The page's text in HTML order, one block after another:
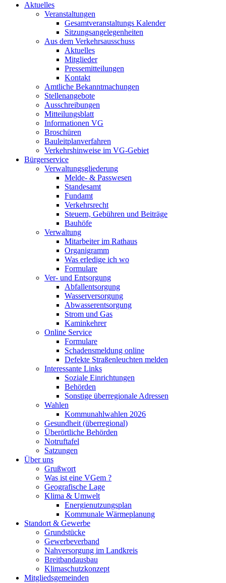
Aktuelles
Veranstaltungen
Gesamtveranstaltungs Kalender
Sitzungsangelegenheiten
Aus dem Verkehrsausschuss
Aktuelles
Mitglieder
Pressemitteilungen
Kontakt
Amtliche Bekanntmachungen
Stellenangebote
Ausschreibungen
Mitteilungsblatt
Informationen VG
Broschüren
Bauleitplanverfahren
Verkehrshinweise im VG-Gebiet
Bürgerservice
Verwaltungsgliederung
Melde- & Passwesen
Standesamt
Fundamt
Verkehrsrecht
Steuern, Gebühren und Beiträge
Bauhöfe
Verwaltung
Mitarbeiter im Rathaus
Organigramm
Was erledige ich wo
Formulare
Ver- und Entsorgung
Abfallentsorgung
Wasserversorgung
Abwasserentsorgung
Strom und Gas
Kaminkehrer
Online Service
Formulare
Schadensmeldung online
Defekte Straßenleuchten melden
Interessante Links
Soziale Einrichtungen
Behörden
Sonstige überregionale Adressen
Wahlen
Kommunahlwahlen 2026
Gesundheit (überregional)
Überörtliche Behörden
Notruftafel
Satzungen
Über uns
Grußwort
Was ist eine VGem ?
Geografische Lage
Klima & Umwelt
Energienutzungsplan
Kommunale Wärmeplanung
Standort & Gewerbe
Grundstücke
Gewerbeverband
Nahversorgung im Landkreis
Breitbandausbau
Klimaschutzkonzept
Mitgliedsgemeinden